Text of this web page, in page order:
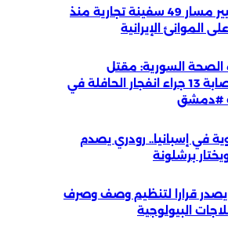
سنتكوم: تغيير مسار 49 سفينة تجارية منذ
الموانئ الإيرانية
الصحة السورية: مقتل
شخصين وإصابة 13 جراء انفجار الحافلة في
#دمشق
في إسبانيا.. رودري يصدم
برشلونة
يصدر قرارا لتنظيم وصف وصرف
البيولوجية